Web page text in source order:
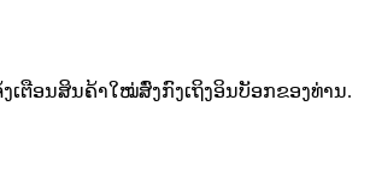
ຕືອນສິນຄ້າໃໝ່ສົ່ງກົງເຖິງອິນບັອກຂອງທ່ານ.